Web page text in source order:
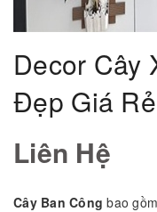
Decor Cây
Đẹp Giá
Liên Hệ
Cây Ban Công bao